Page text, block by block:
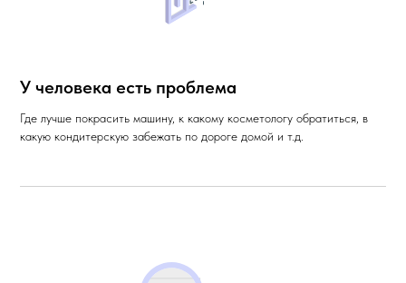
У человека есть проблема
Где лучше покрасить машину, к какому косметологу обратиться, в
какую кондитерскую забежать по дороге домой и т.д.